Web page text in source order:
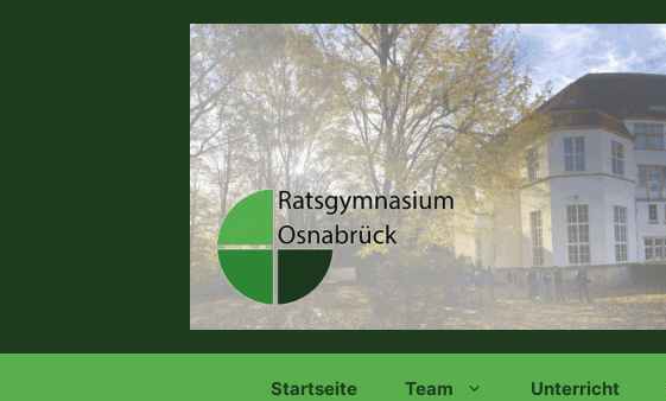
Startseite Team Unterricht